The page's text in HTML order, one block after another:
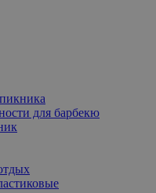
для барбекю